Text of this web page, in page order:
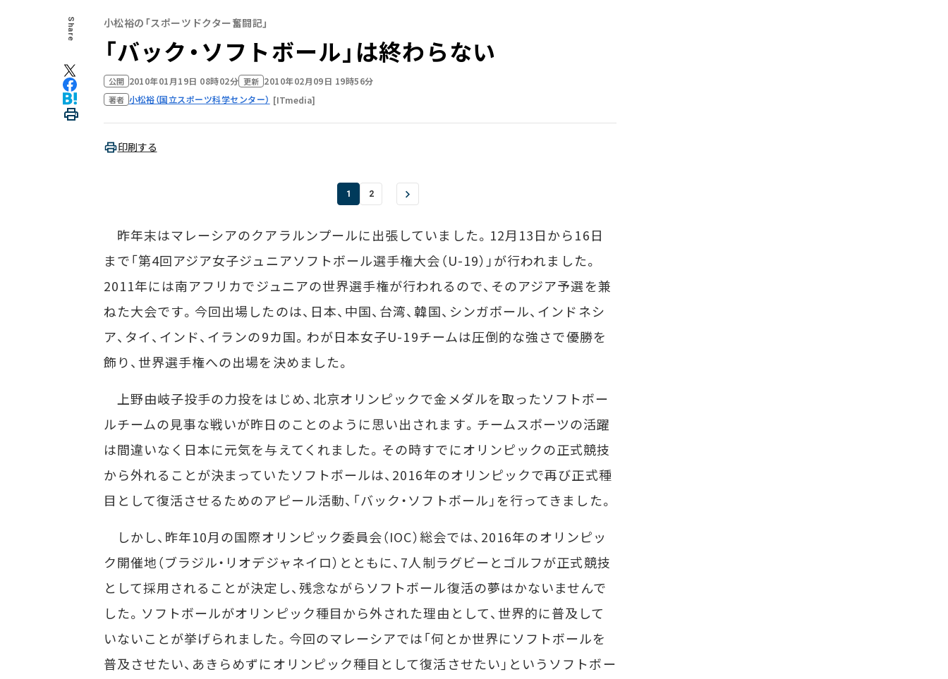
Share 小松裕の「スポーツドクター奮闘記」
「バック・ソフトボール」は終わらない
公開 2010年01月19日 08時02分 更新 2010年02月09日 19時56分
著者 小松裕（国立スポーツ科学センター） [ITmedia]
印刷する
1 2
昨年末はマレーシアのクアラルンプールに出張していました。12月13日から16日
まで「第4回アジア女子ジュニアソフトボール選手権大会（U-19）」が行われました。
2011年には南アフリカでジュニアの世界選手権が行われるので、そのアジア予選を兼
ねた大会です。今回出場したのは、日本、中国、台湾、韓国、シンガポール、インドネシ
ア、タイ、インド、イランの9カ国。わが日本女子U-19チームは圧倒的な強さで優勝を
飾り、世界選手権への出場を決めました。
上野由岐子投手の力投をはじめ、北京オリンピックで金メダルを取ったソフトボー
ルチームの見事な戦いが昨日のことのように思い出されます。チームスポーツの活躍
は間違いなく日本に元気を与えてくれました。その時すでにオリンピックの正式競技
から外れることが決まっていたソフトボールは、2016年のオリンピックで再び正式種
目として復活させるためのアピール活動、「バック・ソフトボール」を行ってきました。
しかし、昨年10月の国際オリンピック委員会（IOC）総会では、2016年のオリンピッ
ク開催地（ブラジル・リオデジャネイロ）とともに、7人制ラグビーとゴルフが正式競技
として採用されることが決定し、残念ながらソフトボール復活の夢はかないませんで
した。ソフトボールがオリンピック種目から外された理由として、世界的に普及して
いないことが挙げられました。今回のマレーシアでは「何とか世界にソフトボールを
普及させたい、あきらめずにオリンピック種目として復活させたい」というソフトボー